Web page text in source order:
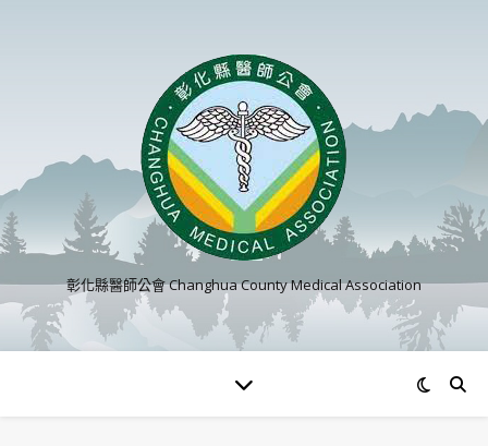
彰化縣醫師公會 Changhua County Medical Association